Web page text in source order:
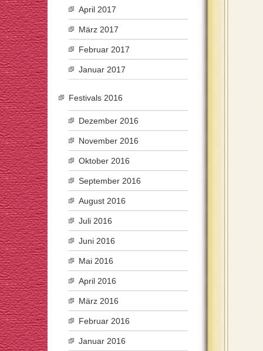
April 2017
März 2017
Februar 2017
Januar 2017
Festivals 2016
Dezember 2016
November 2016
Oktober 2016
September 2016
August 2016
Juli 2016
Juni 2016
Mai 2016
April 2016
März 2016
Februar 2016
Januar 2016